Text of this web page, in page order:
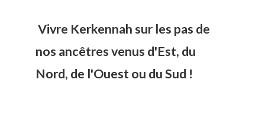
Vivre Kerkennah sur les pas de
nos ancêtres venus d'Est, du
Nord, de l'Ouest ou du Sud !